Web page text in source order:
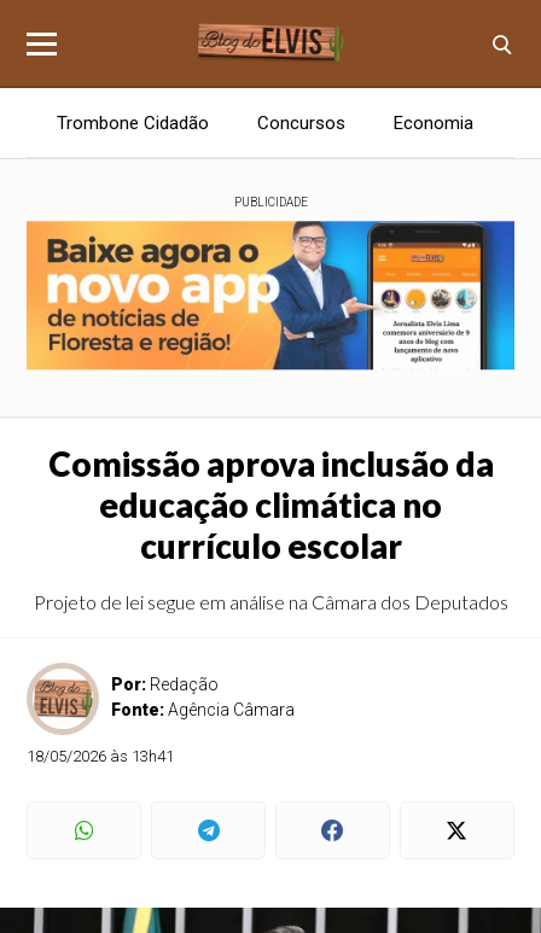
Trombone Cidadão Concursos Economia
PUBLICIDADE
Comissão aprova inclusão da
educação climática no
currículo escolar
Projeto de lei segue em análise na Câmara dos Deputados
Por: Redação
Fonte:Agência Câmara
18/05/2026 às 13h41